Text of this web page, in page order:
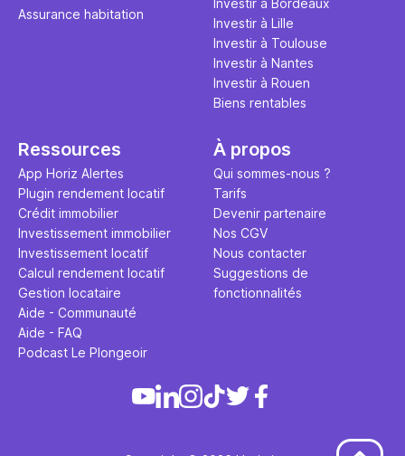
Assurance habitation
Investir à Bordeaux
Investir à Lille
Investir à Toulouse
Investir à Nantes
Investir à Rouen
Biens rentables
Ressources
App Horiz Alertes
Plugin rendement locatif
Crédit immobilier
Investissement immobilier
Investissement locatif
Calcul rendement locatif
Gestion locataire
Aide - Communauté
Aide - FAQ
Podcast Le Plongeoir
À propos
Qui sommes-nous ?
Tarifs
Devenir partenaire
Nos CGV
Nous contacter
Suggestions de
fonctionnalités